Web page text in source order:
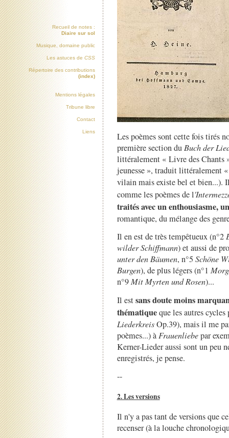
Les poèmes sont cette fois tirés
première section du Buch der
littéralement « Livre des Chants
jeunesse », traduit littéralement «
vilain mais existe bel et bien...).
comme les poèmes de l
traités avec un enthousiasme,
romantique, du mélange des
Il en est de très tempêtueux (n°2
wilder Schiffmann) et aussi de
unter den Bäumen, n°5 Schöne
Burgen), de plus légers (n°1
n°9 Mit Myrten und Rosen)...
Il estsans doute moins
thématiqueque les autres
LiederkreisOp.39), mais il me
poèmes...) àFrauenliebepar
Kerner-Lieder aussi sont un peu
enregistrés, je pense.
--
2. Les versions
Il n'y a pas tant de versions que
recenser (à la louche
Recueil de notes :
Diaire sur sol
Musique, domaine public
Les astuces de CSS
Répertoire des contributions
(index)
Mentions légales
Tribune libre
Contact
Liens